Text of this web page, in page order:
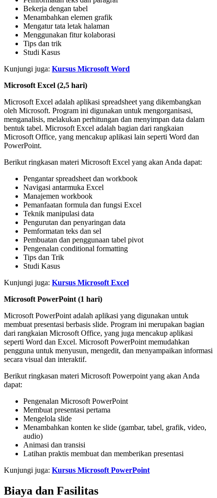
Bekerja dengan tabel
Menambahkan elemen grafik
Mengatur tata letak halaman
Menggunakan fitur kolaborasi
Tips dan trik
Studi Kasus
Kunjungi juga: Kursus Microsoft Word
Microsoft Excel (2,5 hari)
Microsoft Excel adalah aplikasi spreadsheet yang dikembangkan
oleh Microsoft. Program ini digunakan untuk mengorganisasi,
menganalisis, melakukan perhitungan dan menyimpan data dalam
bentuk tabel. Microsoft Excel adalah bagian dari rangkaian
Microsoft Office, yang mencakup aplikasi lain seperti Word dan
PowerPoint.
Berikut ringkasan materi Microsoft Excel yang akan Anda dapat:
Pengantar spreadsheet dan workbook
Navigasi antarmuka Excel
Manajemen workbook
Pemanfaatan formula dan fungsi Excel
Teknik manipulasi data
Pengurutan dan penyaringan data
Pemformatan teks dan sel
Pembuatan dan penggunaan tabel pivot
Pengenalan conditional formatting
Tips dan Trik
Studi Kasus
Kunjungi juga: Kursus Microsoft Excel
Microsoft PowerPoint (1 hari)
Microsoft PowerPoint adalah aplikasi yang digunakan untuk
membuat presentasi berbasis slide. Program ini merupakan bagian
dari rangkaian Microsoft Office, yang juga mencakup aplikasi
seperti Word dan Excel. Microsoft PowerPoint memudahkan
pengguna untuk menyusun, mengedit, dan menyampaikan informasi
secara visual dan interaktif.
Berikut ringkasan materi Microsoft Powerpoint yang akan Anda
dapat:
Pengenalan Microsoft PowerPoint
Membuat presentasi pertama
Mengelola slide
Menambahkan konten ke slide (gambar, tabel, grafik, video,
audio)
Animasi dan transisi
Latihan praktis membuat dan memberikan presentasi
Kunjungi juga: Kursus Microsoft PowerPoint
Biaya dan Fasilitas